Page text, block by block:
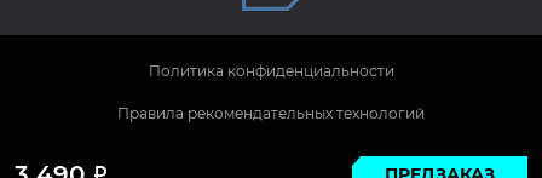
Р
© 2026 KIBERSLON. Все права защищены.
Политика конфиденциальности
Правила рекомендательных технологий